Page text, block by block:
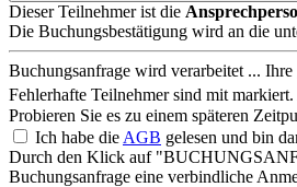
Dieser Teilnehmer ist die
Die Buchungsbestätigung wird an die
Buchungsanfrage wird verarbeitet ... Ihre
Fehlerhafte Teilnehmer sind mit markiert.
Probieren Sie es zu einem späteren
Ich habe die AGB gelesen und bin
Durch den Klick auf
Buchungsanfrage eine verbindliche